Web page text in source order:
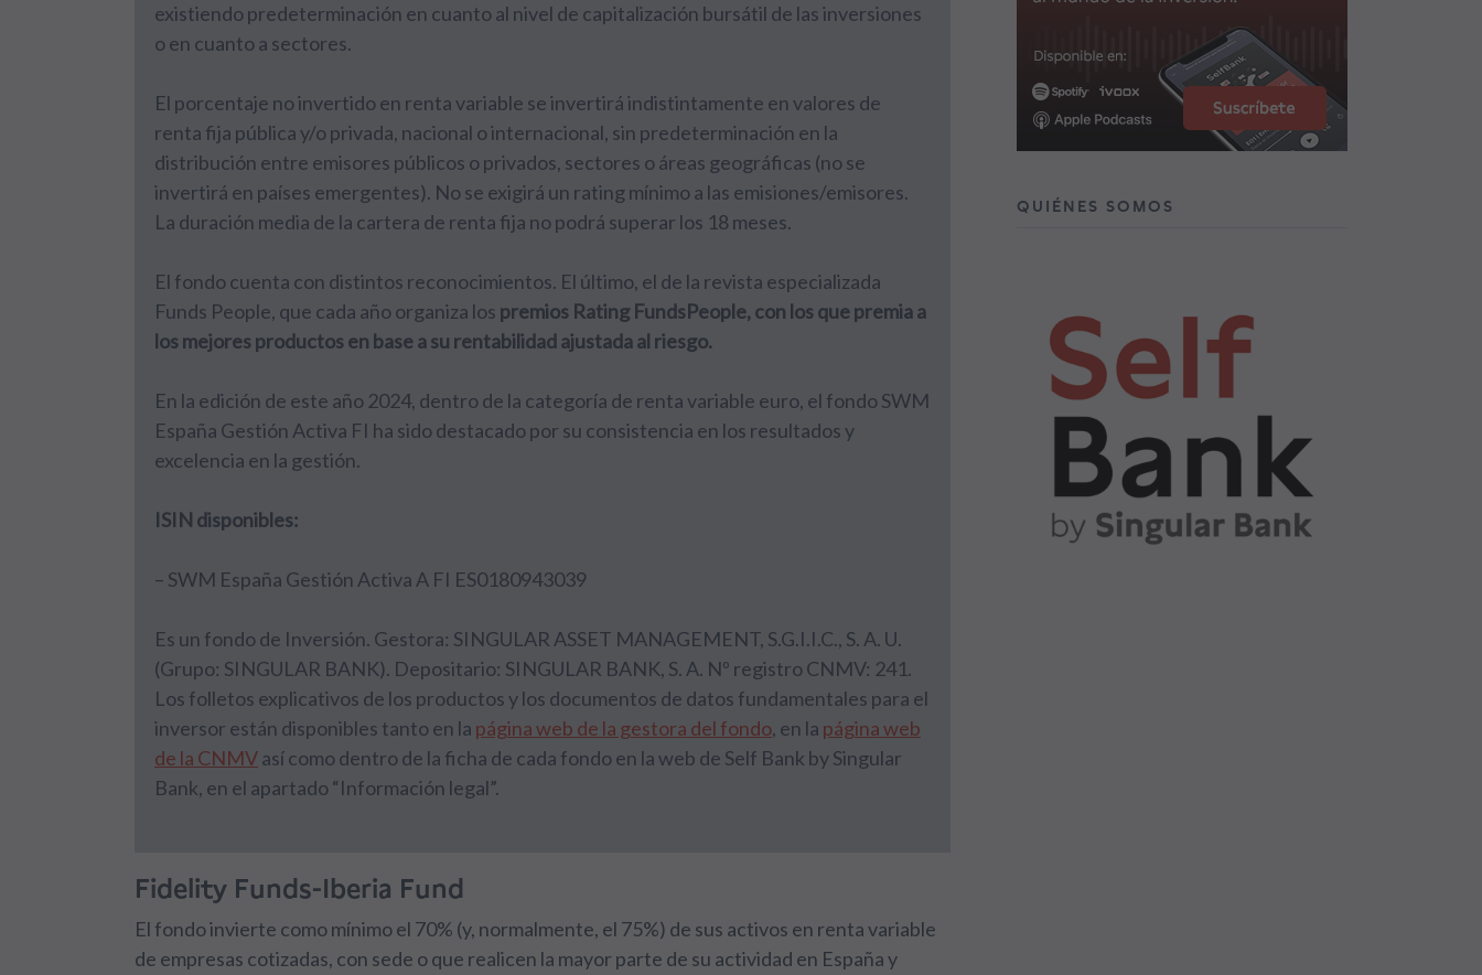
existiendo predeterminación en cuanto al nivel de capitalización bursátil de las inversiones
o en cuanto a sectores.
El porcentaje no invertido en renta variable se invertirá indistintamente en valores de
renta fija pública y/o privada, nacional o internacional, sin predeterminación en la
distribución entre emisores públicos o privados, sectores o áreas geográficas (no se
invertirá en países emergentes). No se exigirá un rating mínimo a las emisiones/emisores.
La duración media de la cartera de renta fija no podrá superar los 18 meses.
El fondo cuenta con distintos reconocimientos. El último, el de la revista especializada
Funds People, que cada año organiza los premios Rating FundsPeople, con los que premia a
los mejores productos en base a su rentabilidad ajustada al riesgo.
En la edición de este año 2024, dentro de la categoría de renta variable euro, el fondo SWM
España Gestión Activa FI ha sido destacado por su consistencia en los resultados y
excelencia en la gestión.
ISIN disponibles:
– SWM España Gestión Activa A FI ES0180943039
Es un fondo de Inversión. Gestora: SINGULAR ASSET MANAGEMENT, S.G.I.I.C., S. A. U.
(Grupo: SINGULAR BANK). Depositario: SINGULAR BANK, S. A. Nº registro CNMV: 241.
Los folletos explicativos de los productos y los documentos de datos fundamentales para el
inversor están disponibles tanto en la página web de la gestora del fondo, en la página web
de la CNMVasí como dentro de la ficha de cada fondo en la web de Self Bank by Singular
Bank, en el apartado “Información legal”.
Fidelity Funds-Iberia Fund
El fondo invierte como mínimo el 70% (y, normalmente, el 75%) de sus activos en renta variable
de empresas cotizadas, con sede o que realicen la mayor parte de su actividad en España y
QUIÉNES SOMOS